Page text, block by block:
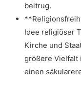
beitrug.
Idee religiöser
Kirche ⁣und⁢
größere Vielfalt
einen